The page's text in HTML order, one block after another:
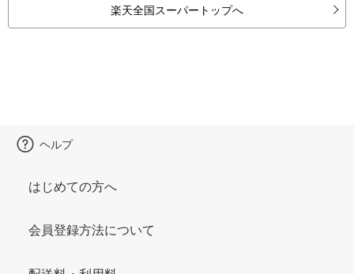
楽天全国スーパートップへ
ヘルプ
はじめての方へ
会員登録方法について